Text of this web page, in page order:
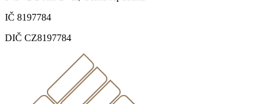
IČ 8197784
DIČ CZ8197784